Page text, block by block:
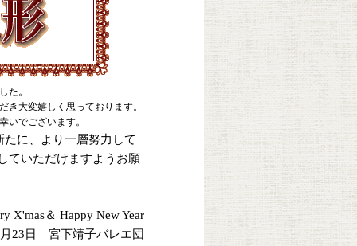
た。
き大変嬉しく思っております。
いでございます。
に、より一層努力して
ていただけますようお願
X'mas＆ Happy New Year
23日 宮下靖子バレエ団